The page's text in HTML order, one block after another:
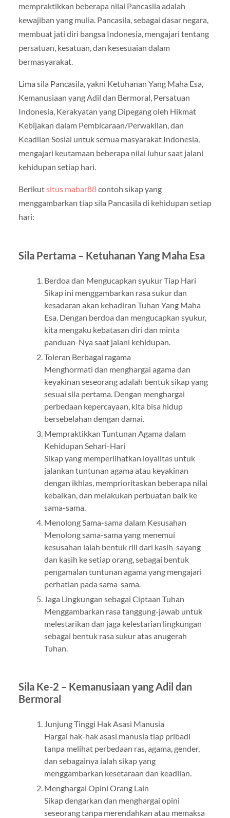
mempraktikkan beberapa nilai Pancasila adalah
kewajiban yang mulia. Pancasila, sebagai dasar negara,
membuat jati diri bangsa Indonesia, mengajari tentang
persatuan, kesatuan, dan kesesuaian dalam
bermasyarakat.
Lima sila Pancasila, yakni Ketuhanan Yang Maha Esa,
Kemanusiaan yang Adil dan Bermoral, Persatuan
Indonesia, Kerakyatan yang Dipegang oleh Hikmat
Kebijakan dalam Pembicaraan/Perwakilan, dan
Keadilan Sosial untuk semua masyarakat Indonesia,
mengajari keutamaan beberapa nilai luhur saat jalani
kehidupan setiap hari.
Berikutsitus mabar88contoh sikap yang
menggambarkan tiap sila Pancasila di kehidupan setiap
hari:
Sila Pertama – Ketuhanan Yang Maha Esa
Berdoa dan Mengucapkan syukur Tiap Hari
Sikap ini menggambarkan rasa sukur dan
kesadaran akan kehadiran Tuhan Yang Maha
Esa. Dengan berdoa dan mengucapkan syukur,
kita mengaku kebatasan diri dan minta
panduan-Nya saat jalani kehidupan.
Toleran Berbagai ragama
Menghormati dan menghargai agama dan
keyakinan seseorang adalah bentuk sikap yang
sesuai sila pertama. Dengan menghargai
perbedaan kepercayaan, kita bisa hidup
bersebelahan dengan damai.
Mempraktikkan Tuntunan Agama dalam
Kehidupan Sehari-Hari
Sikap yang memperlihatkan loyalitas untuk
jalankan tuntunan agama atau keyakinan
dengan ikhlas, memprioritaskan beberapa nilai
kebaikan, dan melakukan perbuatan baik ke
sama-sama.
Menolong Sama-sama dalam Kesusahan
Menolong sama-sama yang menemui
kesusahan ialah bentuk riil dari kasih-sayang
dan kasih ke setiap orang, sebagai bentuk
pengamalan tuntunan agama yang mengajari
perhatian pada sama-sama.
Jaga Lingkungan sebagai Ciptaan Tuhan
Menggambarkan rasa tanggung-jawab untuk
melestarikan dan jaga kelestarian lingkungan
sebagai bentuk rasa sukur atas anugerah
Tuhan.
Sila Ke-2 – Kemanusiaan yang Adil dan
Bermoral
Junjung Tinggi Hak Asasi Manusia
Hargai hak-hak asasi manusia tiap pribadi
tanpa melihat perbedaan ras, agama, gender,
dan sebagainya ialah sikap yang
menggambarkan kesetaraan dan keadilan.
Menghargai Opini Orang Lain
Sikap dengarkan dan menghargai opini
seseorang tanpa merendahkan atau memaksa